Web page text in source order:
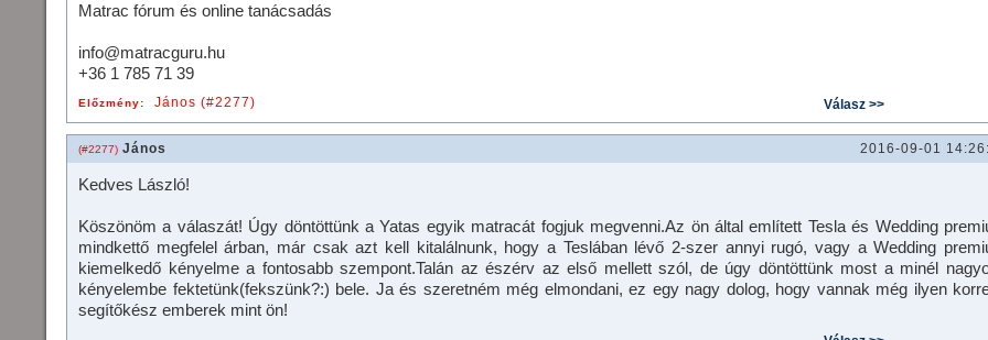
Matrac fórum és online tanácsadás
info@matracguru.hu
+36 1 785 71 39
Előzmény: János (#2277)
(#2277) János 2016-09-01
Kedves László!
Köszönöm a válaszát! Úgy döntöttünk a Yatas egyik matracát fogjuk megvenni.Az ön által említett Tesla és Wedding
mindkettő megfelel árban, már csak azt kell kitalálnunk, hogy a Teslában lévő 2-szer annyi rugó, vagy a Wedding
kiemelkedő kényelme a fontosabb szempont.Talán az észérv az első mellett szól, de úgy döntöttünk most a minél
kényelembe fektetünk(fekszünk?:) bele. Ja és szeretném még elmondani, ez egy nagy dolog, hogy vannak még ilyen
segítőkész emberek mint ön!